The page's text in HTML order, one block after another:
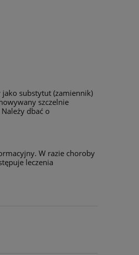
substytut (zamiennik)
szczelnie
dbać o
W razie choroby
leczenia